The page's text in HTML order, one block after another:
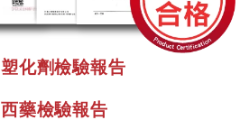
塑化劑檢驗報告
西藥檢驗報告